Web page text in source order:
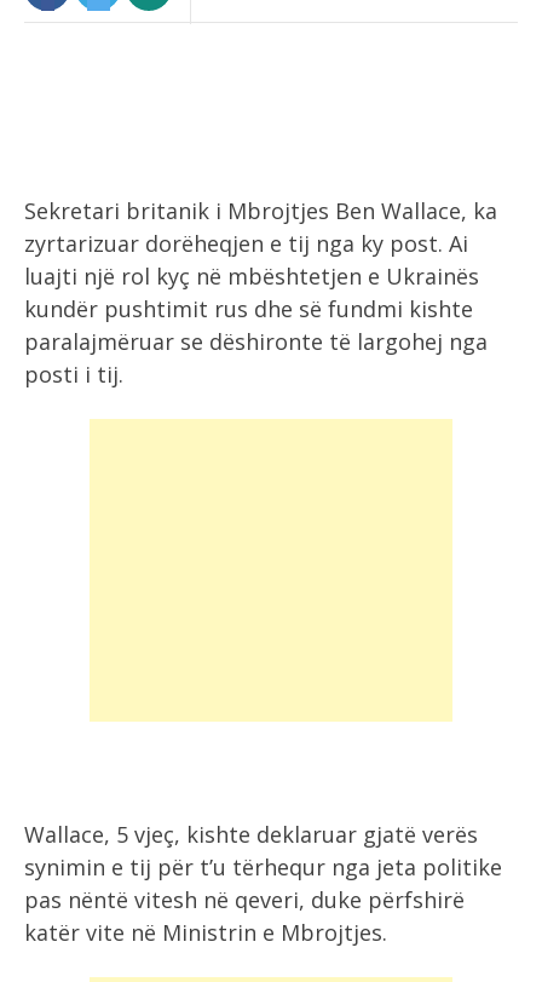
Sekretari britanik i Mbrojtjes Ben Wallace, ka
zyrtarizuar dorëheqjen e tij nga ky post. Ai
luajti një rol kyç në mbështetjen e Ukrainës
kundër pushtimit rus dhe së fundmi kishte
paralajmëruar se dëshironte të largohej nga
posti i tij.
Wallace, 5 vjeç, kishte deklaruar gjatë verës
synimin e tij për t’u tërhequr nga jeta politike
pas nëntë vitesh në qeveri, duke përfshirë
katër vite në Ministrin e Mbrojtjes.